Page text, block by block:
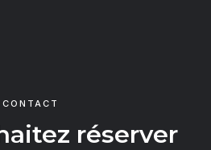
CONTACT
réserver